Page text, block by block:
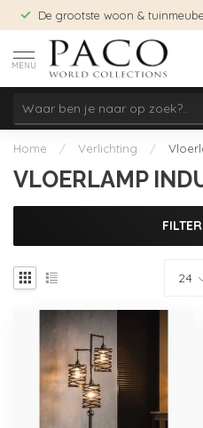
De grootste woon &
MENU
Home / Verlichting /
VLOERLAMP